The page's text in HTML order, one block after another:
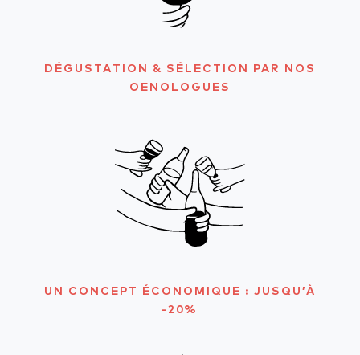
DÉGUSTATION & SÉLECTION PAR NOS
OENOLOGUES
UN CONCEPT ÉCONOMIQUE : JUSQU’À
-20%